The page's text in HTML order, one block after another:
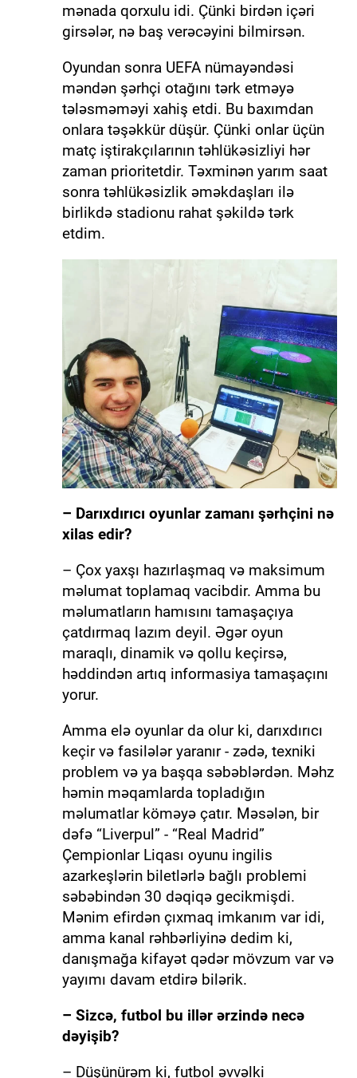
mənada qorxulu idi. Çünki birdən içəri
girsələr, nə baş verəcəyini bilmirsən.
Oyundan sonra UEFA nümayəndəsi
məndən şərhçi otağını tərk etməyə
tələsməməyi xahiş etdi. Bu baxımdan
onlara təşəkkür düşür. Çünki onlar üçün
matç iştirakçılarının təhlükəsizliyi hər
zaman prioritetdir. Təxminən yarım saat
sonra təhlükəsizlik əməkdaşları ilə
birlikdə stadionu rahat şəkildə tərk
etdim.
– Darıxdırıcı oyunlar zamanı şərhçini nə
xilas edir?
– Çox yaxşı hazırlaşmaq və maksimum
məlumat toplamaq vacibdir. Amma bu
məlumatların hamısını tamaşaçıya
çatdırmaq lazım deyil. Əgər oyun
maraqlı, dinamik və qollu keçirsə,
həddindən artıq informasiya tamaşaçını
yorur.
Amma elə oyunlar da olur ki, darıxdırıcı
keçir və fasilələr yaranır - zədə, texniki
problem və ya başqa səbəblərdən. Məhz
həmin məqamlarda topladığın
məlumatlar köməyə çatır. Məsələn, bir
dəfə “Liverpul” - “Real Madrid”
Çempionlar Liqası oyunu ingilis
azarkeşlərin biletlərlə bağlı problemi
səbəbindən 30 dəqiqə gecikmişdi.
Mənim efirdən çıxmaq imkanım var idi,
amma kanal rəhbərliyinə dedim ki,
danışmağa kifayət qədər mövzum var və
yayımı davam etdirə bilərik.
– Sizcə, futbol bu illər ərzində necə
dəyişib?
– Düşünürəm ki, futbol əvvəlki